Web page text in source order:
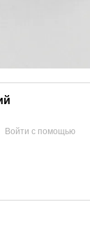
Войти с помощью